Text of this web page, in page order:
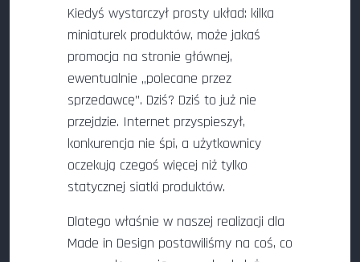
Kiedyś wystarczył prosty układ: kilka
miniaturek produktów, może jakaś
promocja na stronie głównej,
ewentualnie „polecane przez
sprzedawcę”. Dziś? Dziś to już nie
przejdzie. Internet przyspieszył,
konkurencja nie śpi, a użytkownicy
oczekują czegoś więcej niż tylko
statycznej siatki produktów.
Dlatego właśnie w naszej realizacji dla
Made in Design postawiliśmy na coś, co